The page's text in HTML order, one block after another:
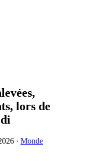
lors de
· Monde